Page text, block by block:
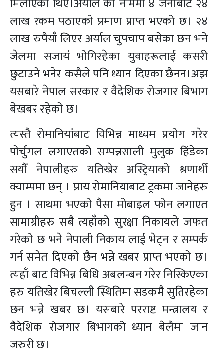
मिलाएका थिए।अर्याल को नाममा ४ जनाबाट २४
लाख रकम पठाएको प्रमाण प्राप्त भएको छ। २४
लाख रुपैयाँ लिएर अर्याल चुपचाप बसेका छन भने
जेलमा सजायं भोगिरहेका युवाहरूलाई कसरी
छुटाउने भनेर कसैले पनि ध्यान दिएका छैनन।अझ
यसबारे नेपाल सरकार र वैदेशिक रोजगार बिभाग
बेखबर रहेको छ।
त्यस्तै रोमानियांबाट विभिन्न माध्यम प्रयोग गरेर
पोर्चुगल लगाएतको सम्पन्नसाली मुलुक हिंडेका
सयौं नेपालीहरु यतिखेर अस्ट्रियाको श्रणार्थी
क्याम्पमा छन् । प्राय रोमानियाबाट ट्रकमा जानेहरु
हुन । साथमा भएको पैसा मोबाइल फोन लगाएत
सामाग्रीहरु सबै त्यहाँको सुरक्षा निकायले जफत
गरेको छ भने नेपाली निकाय लाई भेट्न र सम्पर्क
गर्न समेत दिएको छैन भन्ने खबर प्राप्त भएको छ।
त्यहाँ बाट विभिन्न बिधि अबलम्बन गरेर निस्किएका
हरु यतिखेर बिचल्ली स्थितिमा सडकमै सुतिरहेका
छन भन्ने खबर छ। यसबारे परराष्ट मन्त्रालय र
वैदेशिक रोजगार बिभागको ध्यान बेलैमा जान
जरुरी छ।